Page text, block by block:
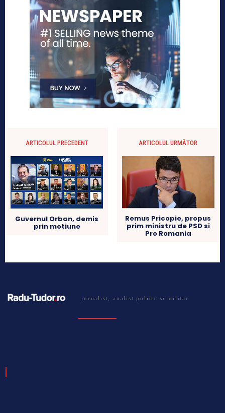
ARTICOLUL PRECEDENT
Guvernul Orban, demis
prin motiune
ARTICOLUL URMĂTOR
Remus Pricopie, propus
prim ministru de PSD si
Pro Romania
jurnalist, analist politic si militar